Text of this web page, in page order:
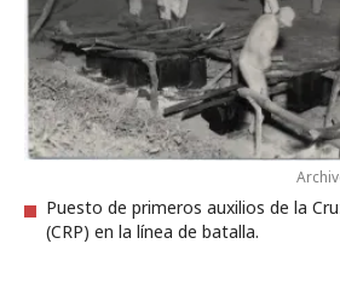
Puesto de primeros auxilios de la
(CRP) en la línea de batalla.